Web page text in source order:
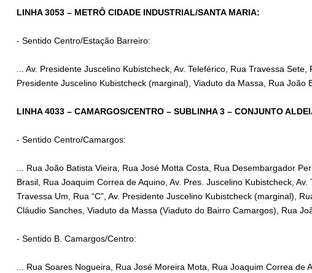
LINHA 3053 – METRÔ CIDADE INDUSTRIAL/SANTA MARIA:
- Sentido Centro/Estação Barreiro:
... Av. Presidente Juscelino Kubistcheck, Av. Teleférico, Rua Travessa Sete,
Presidente Juscelino Kubistcheck (marginal), Viaduto da Massa, Rua João
LINHA 4033 – CAMARGOS/CENTRO – SUBLINHA 3 – CONJUNTO
- Sentido Centro/Camargos:
... Rua João Batista Vieira, Rua José Motta Costa, Rua Desembargador
Brasil, Rua Joaquim Correa de Aquino, Av. Pres. Juscelino Kubistcheck,
Travessa Um, Rua “C”, Av. Presidente Juscelino Kubistcheck (marginal),
Cláudio Sanches, Viaduto da Massa (Viaduto do Bairro Camargos), Rua
- Sentido B. Camargos/Centro:
... Rua Soares Nogueira, Rua José Moreira Mota, Rua Joaquim Correa de